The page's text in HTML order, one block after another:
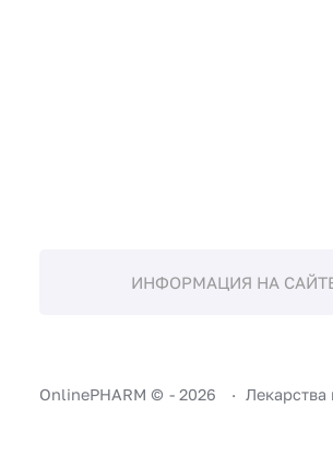
ИНФОРМАЦИЯ НА
OnlinePHARM © - 2026